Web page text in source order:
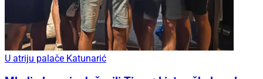
U atriju palače Katunarić